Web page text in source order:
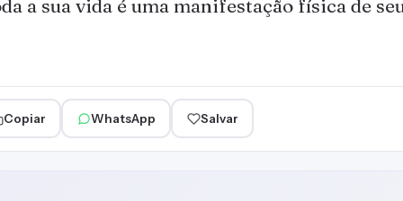
a sua vida é uma manifestação física de
Copiar WhatsApp Salvar